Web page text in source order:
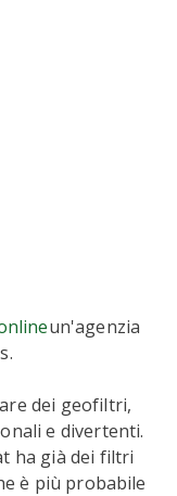
un'agenzia
dei geofiltri,
e divertenti.
ha già dei filtri
è più probabile